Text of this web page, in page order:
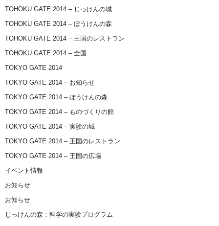
TOHOKU GATE 2014 – じっけんの城
TOHOKU GATE 2014 – ぼうけんの森
TOHOKU GATE 2014 – 王国のレストラン
TOHOKU GATE 2014 – 全国
TOKYO GATE 2014
TOKYO GATE 2014 – お知らせ
TOKYO GATE 2014 – ぼうけんの森
TOKYO GATE 2014 – ものづくりの館
TOKYO GATE 2014 – 実験の城
TOKYO GATE 2014 – 王国のレストラン
TOKYO GATE 2014 – 王国の広場
イベント情報
お知らせ
お知らせ
じっけんの森：科学の実験プログラム